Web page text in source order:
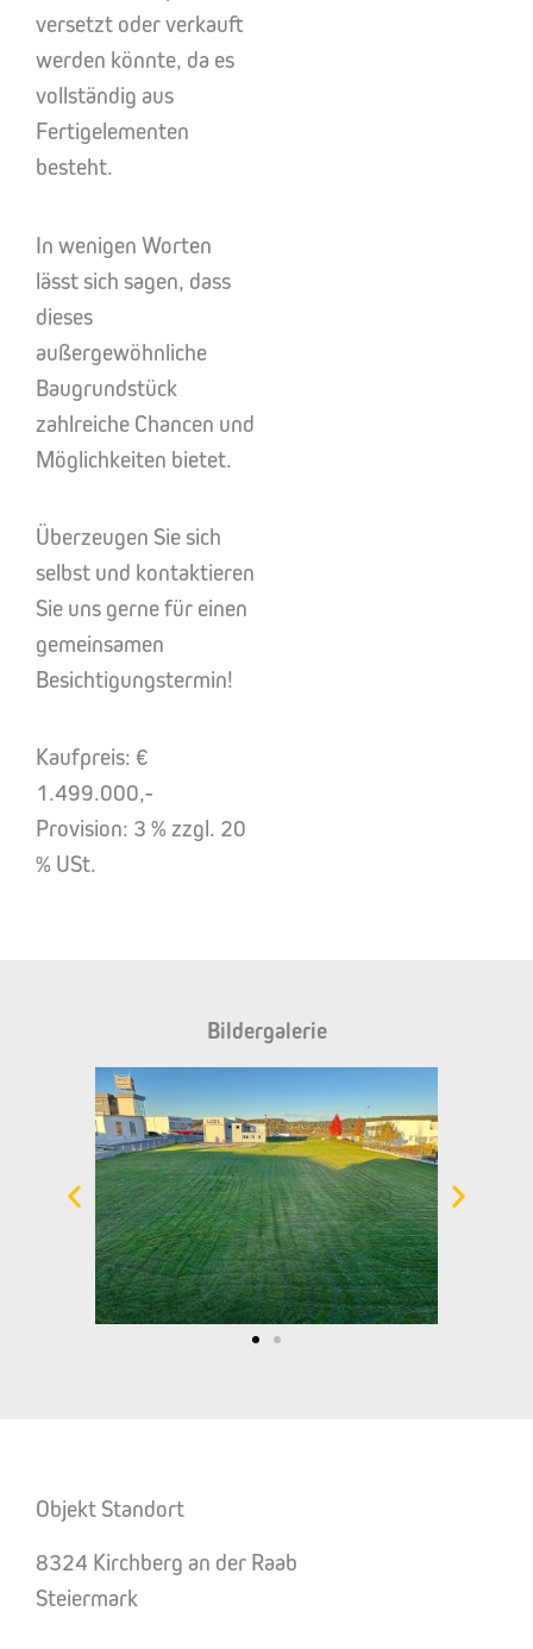
versetzt oder verkauft
werden könnte, da es
vollständig aus
Fertigelementen
besteht.
In wenigen Worten
lässt sich sagen, dass
dieses
außergewöhnliche
Baugrundstück
zahlreiche Chancen und
Möglichkeiten bietet.
Überzeugen Sie sich
selbst und kontaktieren
Sie uns gerne für einen
gemeinsamen
Besichtigungstermin!
Kaufpreis: €
1.499.000,-
Provision: 3 % zzgl. 20
% USt.
Bildergalerie
Objekt Standort
8324 Kirchberg an der Raab
Steiermark